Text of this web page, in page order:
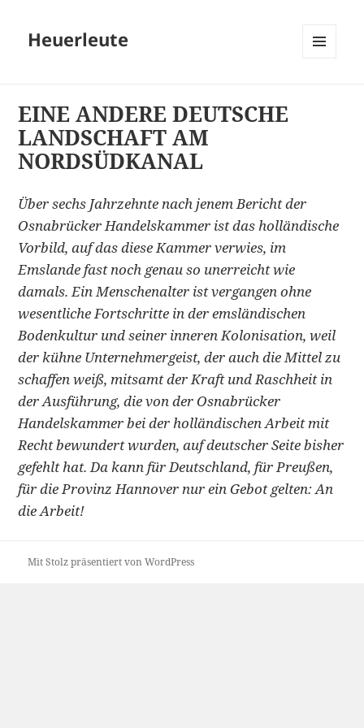
Heuerleute
EINE ANDERE DEUTSCHE
LANDSCHAFT AM
NORDSÜDKANAL
Über sechs Jahrzehnte nach jenem Bericht der
Osnabrücker Handelskammer ist das holländische
Vorbild, auf das diese Kammer verwies, im
Emslande fast noch genau so unerreicht wie
damals. Ein Menschenalter ist vergangen ohne
wesentliche Fortschritte in der emsländischen
Bodenkultur und seiner inneren Kolonisation, weil
der kühne Unternehmergeist, der auch die Mittel zu
schaffen weiß, mitsamt der Kraft und Raschheit in
der Ausführung, die von der Osnabrücker
Handelskammer bei der holländischen Arbeit mit
Recht bewundert wurden, auf deutscher Seite bisher
gefehlt hat. Da kann für Deutschland, für Preußen,
für die Provinz Hannover nur ein Gebot gelten: An
die Arbeit!
Mit Stolz präsentiert von WordPress